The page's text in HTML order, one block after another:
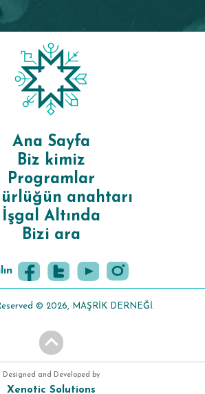
Ana Sayfa
Biz kimiz
Programlar
anahtarı
İşgal Altında
Bizi ara
© 2026, MAŞRİK DERNEĞİ.
Designed and Developed by
Xenotic Solutions